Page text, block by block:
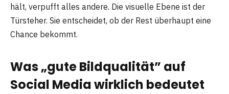
hält, verpufft alles andere. Die visuelle Ebene ist der
Türsteher. Sie entscheidet, ob der Rest überhaupt eine
Chance bekommt.
Was „gute Bildqualität” auf
Social Media wirklich bedeutet